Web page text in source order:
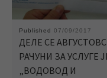
Published 07/09/2017
ДЕЛЕ СЕ
РАЧУНИ ЗА УСЛУГЕ
„ВОДОВОД И